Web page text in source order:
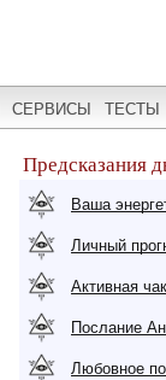
СЕРВИСЫ ТЕСТЫ
Предсказания
Ваша
Личный
Активная
Послание
Любовное